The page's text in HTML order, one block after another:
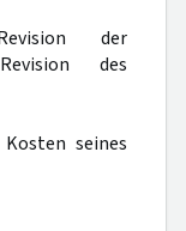
der
des
seines